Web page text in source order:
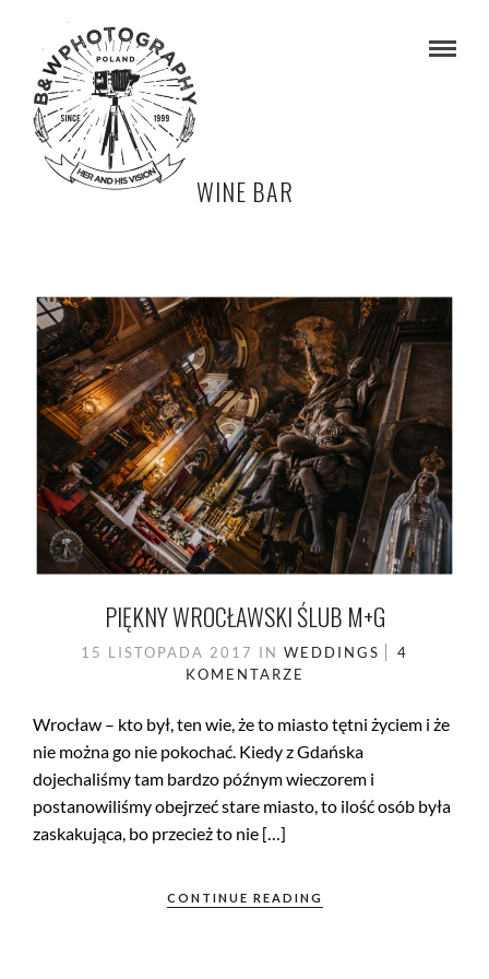
WINE BAR
PIĘKNY WROCŁAWSKI ŚLUB M+G
15 LISTOPADA 2017 IN WEDDINGS
4
KOMENTARZE
Wrocław – kto był, ten wie, że to miasto tętni życiem i że
nie można go nie pokochać. Kiedy z Gdańska
dojechaliśmy tam bardzo późnym wieczorem i
postanowiliśmy obejrzeć stare miasto, to ilość osób była
zaskakująca, bo przecież to nie […]
CONTINUE READING